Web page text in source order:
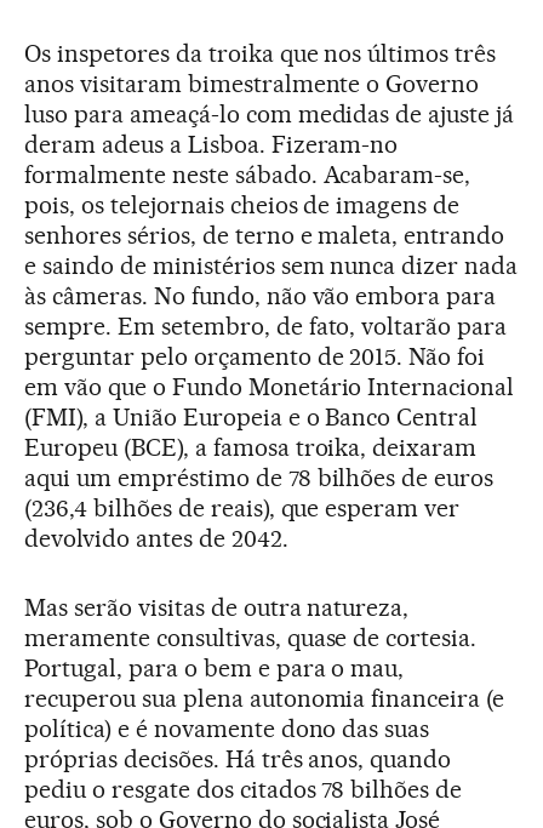
Os inspetores da troika que nos últimos três
anos visitaram bimestralmente o Governo
luso para ameaçá-lo com medidas de ajuste já
deram adeus a Lisboa. Fizeram-no
formalmente neste sábado. Acabaram-se,
pois, os telejornais cheios de imagens de
senhores sérios, de terno e maleta, entrando
e saindo de ministérios sem nunca dizer nada
às câmeras. No fundo, não vão embora para
sempre. Em setembro, de fato, voltarão para
perguntar pelo orçamento de 2015. Não foi
em vão que o Fundo Monetário Internacional
(FMI), a União Europeia e o Banco Central
Europeu (BCE), a famosa troika, deixaram
aqui um empréstimo de 78 bilhões de euros
(236,4 bilhões de reais), que esperam ver
devolvido antes de 2042.
Mas serão visitas de outra natureza,
meramente consultivas, quase de cortesia.
Portugal, para o bem e para o mau,
recuperou sua plena autonomia financeira (e
política) e é novamente dono das suas
próprias decisões. Há três anos, quando
pediu o resgate dos citados 78 bilhões de
euros, sob o Governo do socialista José